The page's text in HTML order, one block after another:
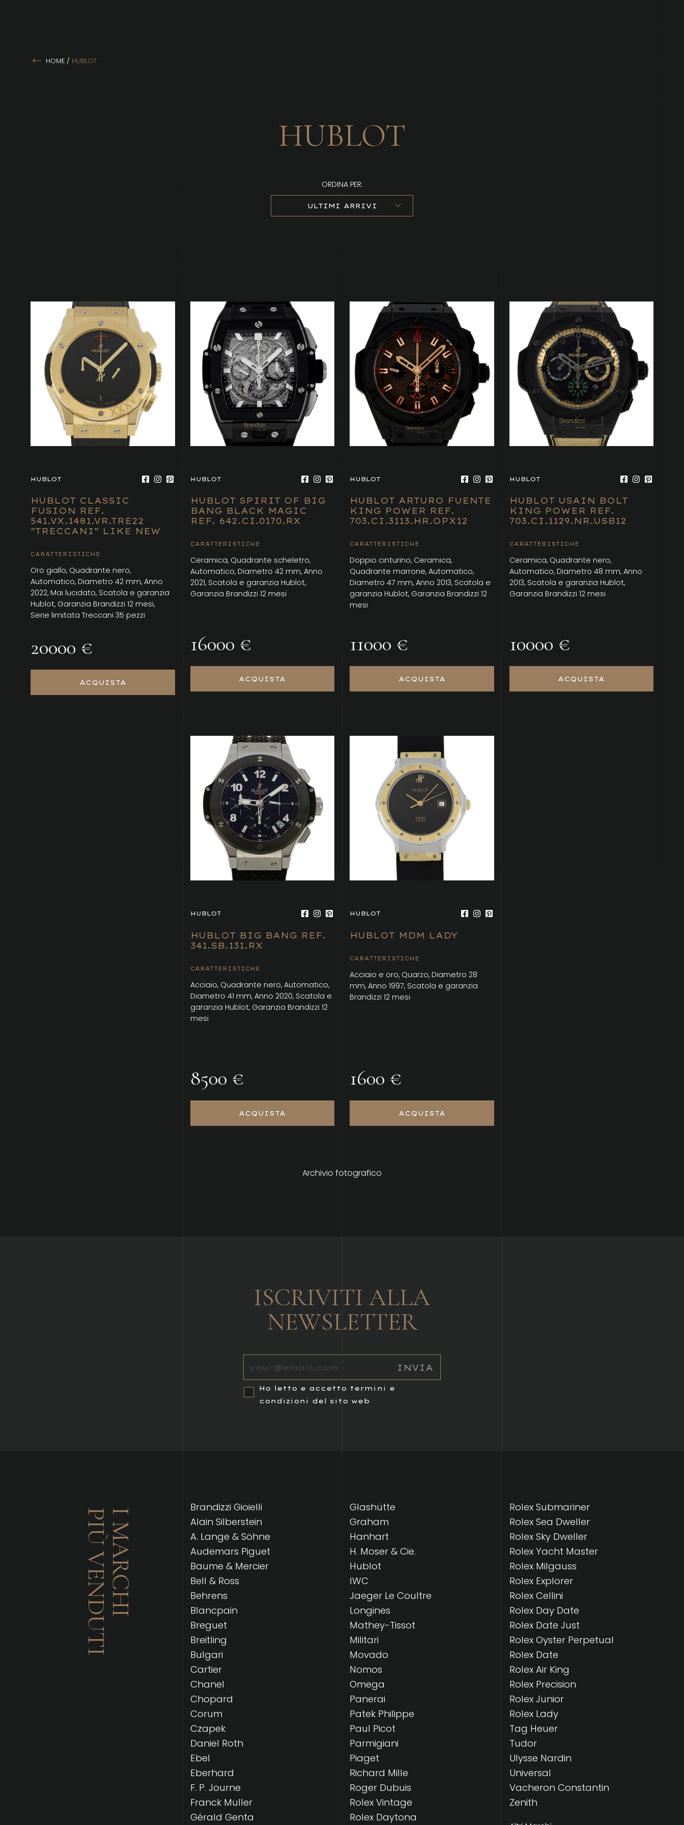
HOME / HUBLOT
HUBLOT
ORDINA PER:
ULTIMI ARRIVI
HUBLOT
HUBLOT CLASSIC
FUSION REF.
541.VX.1481.VR.TRE22
"TRECCANI" LIKE NEW
CARATTERISTICHE
Oro giallo, Quadrante nero,
Automatico, Diametro 42 mm, Anno
2022, Mai lucidato, Scatola e garanzia
Hublot, Garanzia Brandizzi 12 mesi,
Serie limitata Treccani 35 pezzi
20000 €
ACQUISTA
HUBLOT
HUBLOT SPIRIT OF BIG
BANG BLACK MAGIC
REF. 642.CI.0170.RX
CARATTERISTICHE
Ceramica, Quadrante scheletro,
Automatico, Diametro 42 mm, Anno
2021, Scatola e garanzia Hublot,
Garanzia Brandizzi 12 mesi
16000 €
ACQUISTA
HUBLOT
HUBLOT ARTURO FUENTE
KING POWER REF.
703.CI.3113.HR.OPX12
CARATTERISTICHE
Doppio cinturino, Ceramica,
Quadrante marrone, Automatico,
Diametro 47 mm, Anno 2013, Scatola e
garanzia Hublot, Garanzia Brandizzi 12
mesi
11000 €
ACQUISTA
HUBLOT
HUBLOT USAIN BOLT
KING POWER REF.
703.CI.1129.NR.USB12
CARATTERISTICHE
Ceramica, Quadrante nero,
Automatico, Diametro 48 mm, Anno
2013, Scatola e garanzia Hublot,
Garanzia Brandizzi 12 mesi
10000 €
ACQUISTA
HUBLOT
HUBLOT BIG BANG REF.
341.SB.131.RX
CARATTERISTICHE
Acciaio, Quadrante nero, Automatico,
Diametro 41 mm, Anno 2020, Scatola e
garanzia Hublot, Garanzia Brandizzi 12
mesi
8500 €
ACQUISTA
HUBLOT
HUBLOT MDM LADY
CARATTERISTICHE
Acciaio e oro, Quarzo, Diametro 28
mm, Anno 1997, Scatola e garanzia
Brandizzi 12 mesi
1600 €
ACQUISTA
Archivio fotografico
ISCRIVITI ALLA
NEWSLETTER
Ho letto e accetto termini e
condizioni del sito web
I MARCHI
PIÙ VENDUTI
Brandizzi Gioielli
Alain Silberstein
A. Lange & Söhne
Audemars Piguet
Baume & Mercier
Bell & Ross
Behrens
Blancpain
Breguet
Breitling
Bulgari
Cartier
Chanel
Chopard
Corum
Czapek
Daniel Roth
Ebel
Eberhard
F. P. Journe
Franck Muller
Gérald Genta
Glashütte
Graham
Hanhart
H. Moser & Cie.
Hublot
IWC
Jaeger Le Coultre
Longines
Mathey-Tissot
Militari
Movado
Nomos
Omega
Panerai
Patek Philippe
Paul Picot
Parmigiani
Piaget
Richard Mille
Roger Dubuis
Rolex Vintage
Rolex Daytona
Rolex Submariner
Rolex Sea Dweller
Rolex Sky Dweller
Rolex Yacht Master
Rolex Milgauss
Rolex Explorer
Rolex Cellini
Rolex Day Date
Rolex Date Just
Rolex Oyster Perpetual
Rolex Date
Rolex Air King
Rolex Precision
Rolex Junior
Rolex Lady
Tag Heuer
Tudor
Ulysse Nardin
Universal
Vacheron Constantin
Zenith